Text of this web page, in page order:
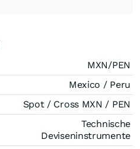
MXN/PEN
Mexico / Peru
Spot / Cross MXN / PEN
Technische
Deviseninstrumente